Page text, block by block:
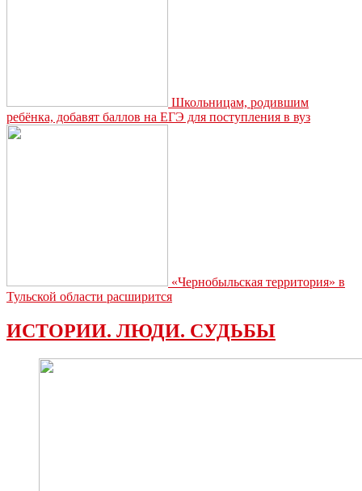
Школьницам, родившим
ребёнка, добавят баллов на ЕГЭ для поступления в вуз
«Чернобыльская территория» в
Тульской области расширится
ИСТОРИИ. ЛЮДИ. СУДЬБЫ